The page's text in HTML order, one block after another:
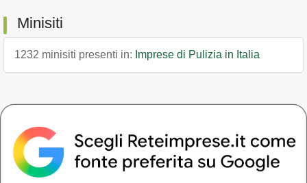
Minisiti
1232 minisiti presenti in: Imprese di Pulizia in Italia